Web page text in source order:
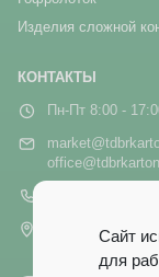
Изделия сложной
КОНТАКТЫ
Пн-Пт 8:00 -
г. Брянск, рп
ул.
Сайт
для